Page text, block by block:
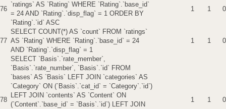
76
`ratings` AS `Rating` WHERE `Rating`.`base_id`
= 24 AND `Rating`.`disp_flag` = 1 ORDER BY
`Rating`.`id` ASC
1 1 0
77
SELECT COUNT(*) AS `count` FROM `ratings`
AS `Rating` WHERE `Rating`.`base_id` = 24
AND `Rating`.`disp_flag` = 1
1 1 0
78
SELECT `Basis`.`rate_member`,
`Basis`.`rate_number`, `Basis`.`id` FROM
`bases` AS `Basis` LEFT JOIN `categories` AS
`Category` ON (`Basis`.`cat_id` = `Category`.`id`)
LEFT JOIN `contents` AS `Content` ON
(`Content`.`base_id` = `Basis`.`id`) LEFT JOIN
1 1 0